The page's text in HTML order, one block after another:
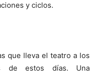
y ciclos.
que lleva el teatro a los
de estos días. Una